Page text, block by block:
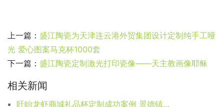
上一篇： 盛江陶瓷为天津连云港外贸集团设计定制纯手工哑
光 爱心图案马克杯1000套
下一篇： 盛江陶瓷定制激光打印瓷像——天主教画像耶稣
相关新闻
盱眙龙虾商城礼品杯定制成功案例 景德镇盛江陶瓷